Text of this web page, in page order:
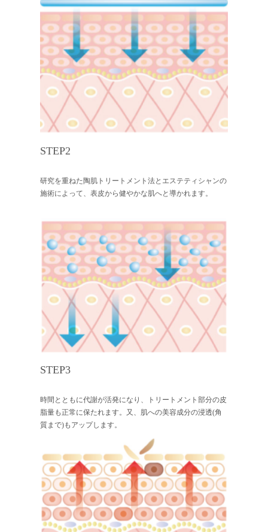
STEP2
研究を重ねた陶肌トリートメント法とエステティシャンの
施術によって、表皮から健やかな肌へと導かれます。
STEP3
時間とともに代謝が活発になり、トリートメント部分の皮
脂量も正常に保たれます。又、肌への美容成分の浸透(角
質まで)もアップします。